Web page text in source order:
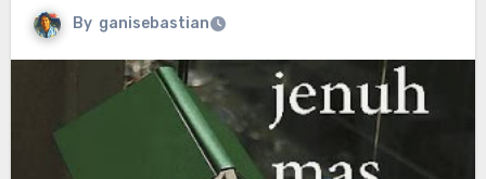
By ganisebastian